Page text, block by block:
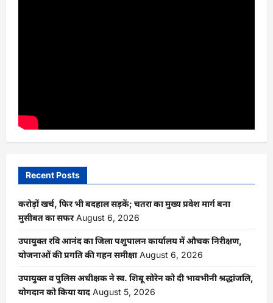
Recent Posts
करोड़ों खर्च, फिर भी बदहाल सड़कें; चतरा का मुख्य प्रवेश मार्ग बना
मुसीबत का सफर August 6, 2026
उपायुक्त रवि आनंद का जिला पशुपालन कार्यालय में औचक निरीक्षण,
योजनाओं की प्रगति की गहन समीक्षा August 6, 2026
उपायुक्त व पुलिस अधीक्षक ने स्व. शिबू सोरेन को दी भावभीनी श्रद्धांजलि,
योगदान को किया याद August 5, 2026